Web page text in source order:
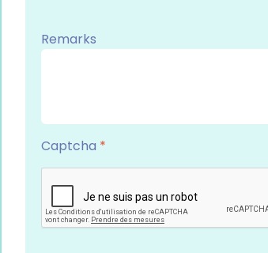
Remarks
Captcha *